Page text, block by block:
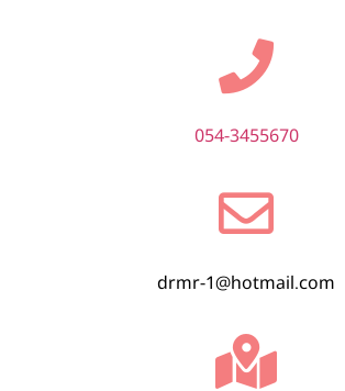
054-3455670
drmr-1@hotmail.com